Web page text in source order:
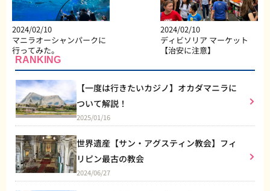
2024/02/10
マニラオーシャンパークに
行ってみた。
2024/02/10
ディビソリア マーケット
【治安に注意】
RANKING
【一度は行きたいカジノ】オカダマニラに
ついて解説！
2025/01/16
世界遺産【サン・アグスティン教会】フィ
リピン最古の教会
2024/06/27